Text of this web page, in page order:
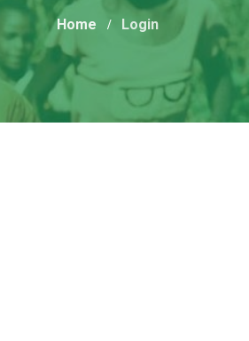
Home Login